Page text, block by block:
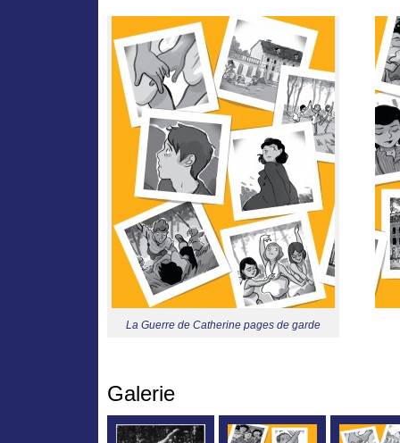
La Guerre de Catherine pages de garde
Galerie